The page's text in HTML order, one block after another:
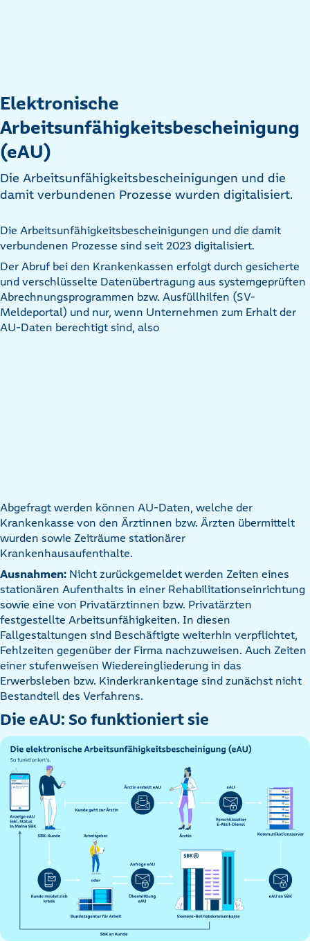
Elektronische
Arbeitsunfähigkeitsbescheinigung
(eAU)
Die Arbeitsunfähigkeitsbescheinigungen und die
damit verbundenen Prozesse wurden digitalisiert.
Die Arbeitsunfähigkeitsbescheinigungen und die damit
verbundenen Prozesse sind seit 2023 digitalisiert.
Der Abruf bei den Krankenkassen erfolgt durch gesicherte
und verschlüsselte Datenübertragung aus systemgeprüften
Abrechnungsprogrammen bzw. Ausfüllhilfen (SV-
Meldeportal) und nur, wenn Unternehmen zum Erhalt der
AU-Daten berechtigt sind, also
Abgefragt werden können AU-Daten, welche der
Krankenkasse von den Ärztinnen bzw. Ärzten übermittelt
wurden sowie Zeiträume stationärer
Krankenhausaufenthalte.
Ausnahmen: Nicht zurückgemeldet werden Zeiten eines
stationären Aufenthalts in einer Rehabilitationseinrichtung
sowie eine von Privatärztinnen bzw. Privatärzten
festgestellte Arbeitsunfähigkeiten. In diesen
Fallgestaltungen sind Beschäftigte weiterhin verpflichtet,
Fehlzeiten gegenüber der Firma nachzuweisen. Auch Zeiten
einer stufenweisen Wiedereingliederung in das
Erwerbsleben bzw. Kinderkrankentage sind zunächst nicht
Bestandteil des Verfahrens.
Die eAU: So funktioniert sie